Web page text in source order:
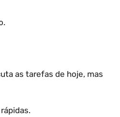
as tarefas de hoje, mas